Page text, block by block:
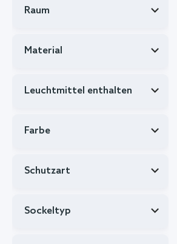
Raum
Material
Leuchtmittel enthalten
Farbe
Schutzart
Sockeltyp